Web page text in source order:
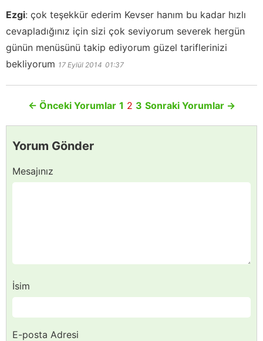
Ezgi: çok teşekkür ederim Kevser hanım bu kadar hızlı
cevapladığınız için sizi çok seviyorum severek hergün
günün menüsünü takip ediyorum güzel tariflerinizi
bekliyorum 17 Eylül 2014 01:37
← Önceki Yorumlar 1 2 3 Sonraki Yorumlar →
Yorum Gönder
Mesajınız
İsim
E-posta Adresi